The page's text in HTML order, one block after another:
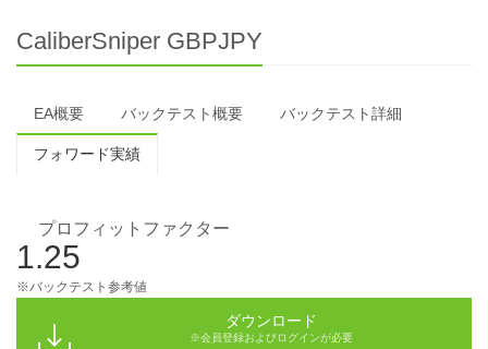
CaliberSniper GBPJPY
EA概要 バックテスト概要 バックテスト詳細
フォワード実績
プロフィットファクター
1.25
※バックテスト参考値
ダウンロード
※会員登録およびログインが必要